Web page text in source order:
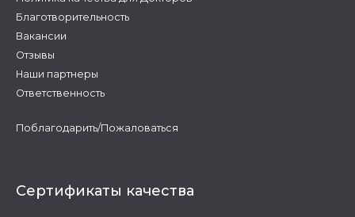
Благотворительность
Вакансии
Отзывы
Наши партнеры
Ответственность
Поблагодарить/Пожаловаться
Сертификаты качества